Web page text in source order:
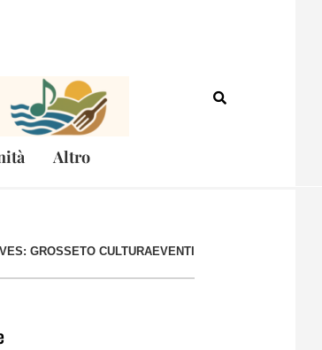
Altro
GROSSETO CULTURAEVENTI